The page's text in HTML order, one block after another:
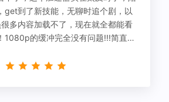
get到了新技能，无聊时追个剧，以
多内容加载不了，现在就全都能看
1080p的缓冲完全没有问题!!!简直救